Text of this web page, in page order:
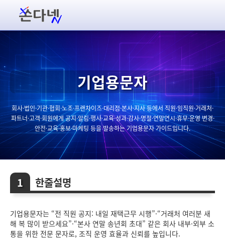
기업용문자
회사·법인·기관·협회·노조·프랜차이즈·대리점·본사·지사 등에서 직원·임직원·거래처·
파트너·고객·회원에게 공지·알림·행사·교육·성과·감사·명절·연말연시·휴무·운영 변경·
안전·교육·홍보·마케팅 등을 발송하는 기업용문자 가이드입니다.
한줄설명
기업용문자는 “전 직원 공지: 내일 재택근무 시행”·“거래처 여러분 새
해 복 많이 받으세요”·“본사 연말 송년회 초대” 같은 회사 내부·외부 소
통을 위한 전문 문자로, 조직 운영 효율과 신뢰를 높입니다.